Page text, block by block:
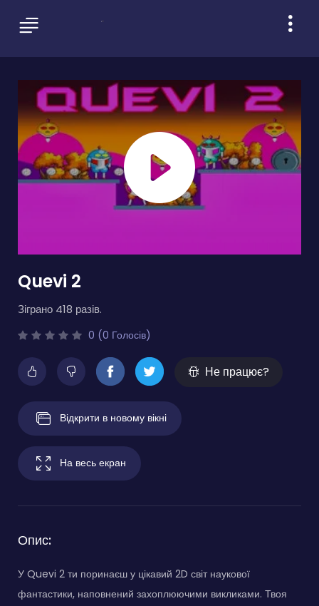
Quevi 2
Зіграно 418 разів.
0 (0 Голосів)
Не працює?
Відкрити в новому вікні
На весь екран
Опис:
У Quevi 2 ти поринаєш у цікавий 2D світ наукової
фантастики, наповнений захоплюючими викликами. Твоя